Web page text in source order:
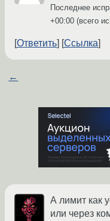
Последнее
+00:00 (всего
Ответить Ссылка
←
А лимит как
или через